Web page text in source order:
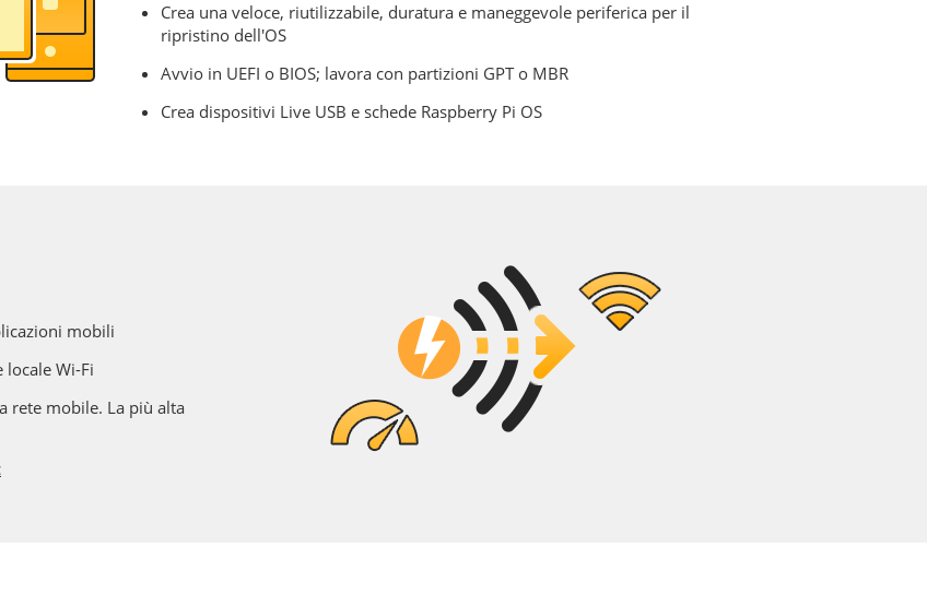
Crea una veloce, riutilizzabile, duratura e maneggevole periferica per il
ripristino dell'OS
Avvio in UEFI o BIOS; lavora con partizioni GPT o MBR
Crea dispositivi Live USB e schede Raspberry Pi OS
mobili
Wi-Fi
rete mobile. La più alta